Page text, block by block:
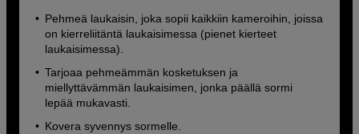
Pehmeä laukaisin, joka sopii kaikkiin kameroihin, joissa
on kierreliitäntä laukaisimessa (pienet kierteet
laukaisimessa).
Tarjoaa pehmeämmän kosketuksen ja
miellyttävämmän laukaisimen, jonka päällä sormi
lepää mukavasti.
Kovera syvennys sormelle.